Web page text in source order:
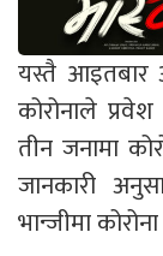
यस्तै आइतबार
कोरोनाले
तीन जनामा
जानकारी
भान्जीमा